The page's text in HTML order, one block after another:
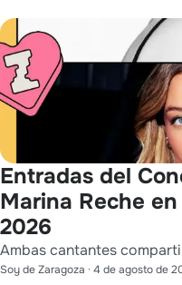
Entradas del
Marina Reche
2026
Ambas cantantes
Soy de Zaragoza · 4 de agosto de